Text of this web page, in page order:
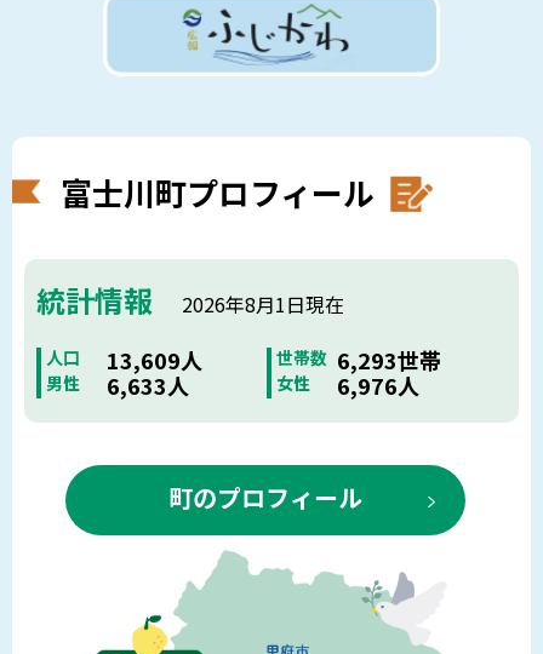
富士川町プロフィール
統計情報 2026年8月1日現在
人口 13,609人 世帯数 6,293世帯
男性 6,633人 女性 6,976人
町のプロフィール